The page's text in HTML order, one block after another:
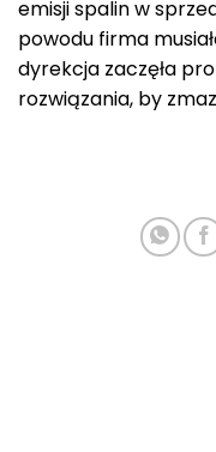
emisji spalin w
powodu firma
dyrekcja zaczęła
rozwiązania, by